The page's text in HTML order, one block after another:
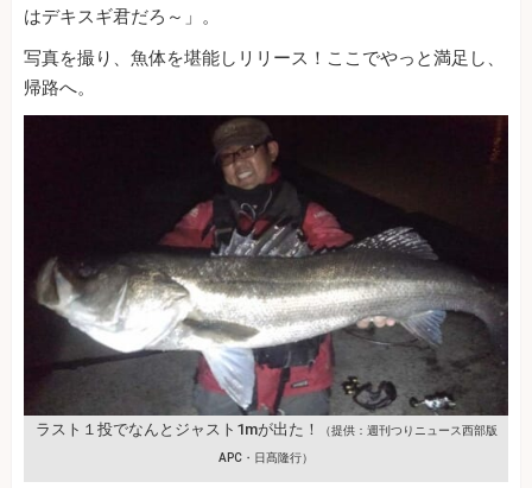
はデキスギ君だろ～」。
写真を撮り、魚体を堪能しリリース！ここでやっと満足し、
帰路へ。
ラスト１投でなんとジャスト1mが出た！ （提供：週刊つりニュース西部版
APC・日髙隆行）